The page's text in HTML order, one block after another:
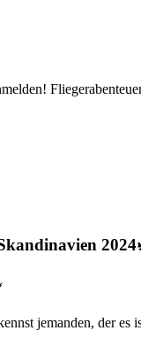
Skandinavien
jemanden, der